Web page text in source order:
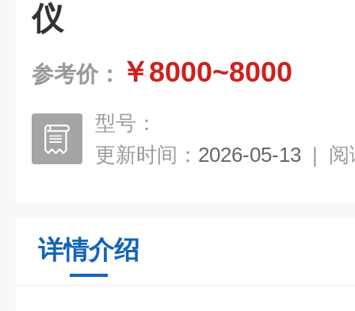
仪
参考价： ￥8000~8000
型号：
更新时间： 2026-05-13 | 阅
详情介绍